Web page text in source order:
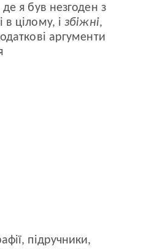
де я був незгоден з
в цілому, ізбіжні,
аргументи
підручники,